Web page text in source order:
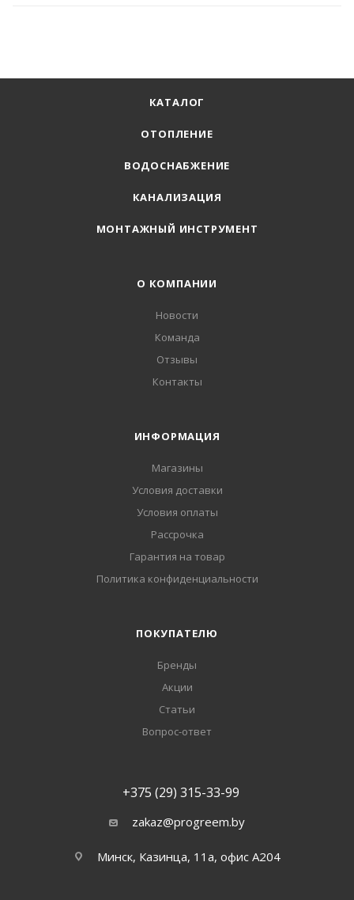
КАТАЛОГ
ОТОПЛЕНИЕ
ВОДОСНАБЖЕНИЕ
КАНАЛИЗАЦИЯ
МОНТАЖНЫЙ ИНСТРУМЕНТ
О КОМПАНИИ
Новости
Команда
Отзывы
Контакты
ИНФОРМАЦИЯ
Магазины
Условия доставки
Условия оплаты
Рассрочка
Гарантия на товар
Политика конфиденциальности
ПОКУПАТЕЛЮ
Бренды
Акции
Статьи
Вопрос-ответ
+375 (29) 315-33-99
zakaz@progreem.by
Минск, Казинца, 11а, офис А204